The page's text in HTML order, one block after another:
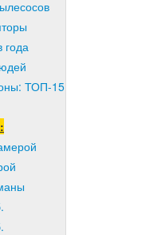
года
ТОП-15